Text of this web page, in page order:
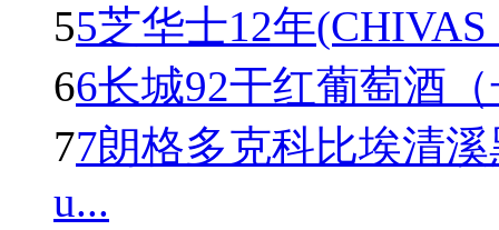
55芝华士12年
66长城92干红葡萄酒
77朗格多克科比埃清
u...